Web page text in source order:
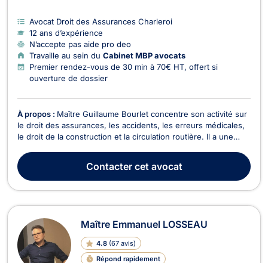
Avocat Droit des Assurances Charleroi
12 ans d’expérience
N’accepte pas aide pro deo
Travaille au sein du Cabinet MBP avocats
Premier rendez-vous de 30 min à 70€ HT, offert si
ouverture de dossier
À propos : Maître Guillaume Bourlet concentre son activité sur
le droit des assurances, les accidents, les erreurs médicales,
le droit de la construction et la circulation routière. Il a une
incendie. Il conçoit le métier d’avocat comme une mission de
défense et de conseil str...
Contactercet avocat
Maître Emmanuel LOSSEAU
4.8 (67 avis)
Répond rapidement